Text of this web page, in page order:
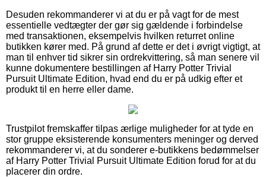
Desuden rekommanderer vi at du er på vagt for de mest
essentielle vedtægter der gør sig gældende i forbindelse
med transaktionen, eksempelvis hvilken returret online
butikken kører med. På grund af dette er det i øvrigt vigtigt, at
man til enhver tid sikrer sin ordrekvittering, så man senere vil
kunne dokumentere bestillingen af Harry Potter Trivial
Pursuit Ultimate Edition, hvad end du er på udkig efter et
produkt til en herre eller dame.
Trustpilot fremskaffer tilpas ærlige muligheder for at tyde en
stor gruppe eksisterende konsumenters meninger og derved
rekommanderer vi, at du sonderer e-butikkens bedømmelser
af Harry Potter Trivial Pursuit Ultimate Edition forud for at du
placerer din ordre.